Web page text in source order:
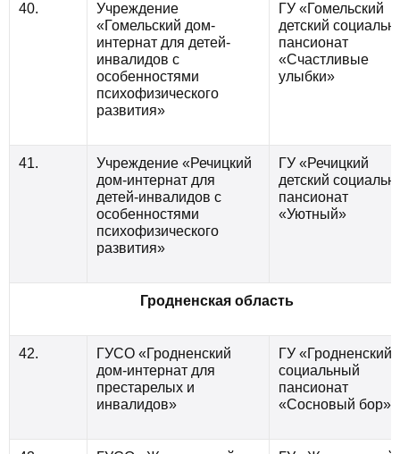
40.
Учреждение
«Гомельский дом-
интернат для детей-
инвалидов с
особенностями
психофизического
развития»
ГУ «Гомельский
детский
пансионат
«Счастливые
улыбки»
41.
Учреждение «Речицкий
дом-интернат для
детей-инвалидов с
особенностями
психофизического
развития»
ГУ «Речицкий
детский
пансионат
«Уютный»
Гродненская область
42.
ГУСО «Гродненский
дом-интернат для
престарелых и
инвалидов»
ГУ «Гродненский
социальный
пансионат
«Сосновый бор»